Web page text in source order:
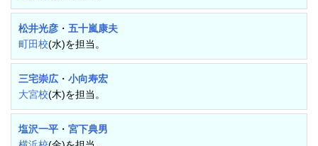
松井光彦 ・ 五十嵐康夫
町田校(水)を担当。
三宅崇広 ・ 小向寿宏
大宮校(木)を担当。
塩沢一平 ・ 宮下典男